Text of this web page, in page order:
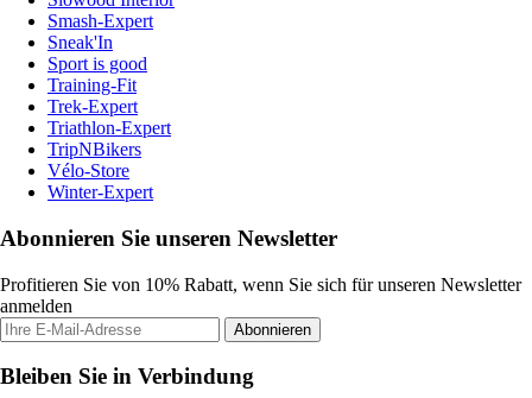
Smash-Expert
Sneak'In
Sport is good
Training-Fit
Trek-Expert
Triathlon-Expert
TripNBikers
Vélo-Store
Winter-Expert
Abonnieren Sie unseren Newsletter
Profitieren Sie von 10% Rabatt, wenn Sie sich für unseren Newsletter
anmelden
Abonnieren
Bleiben Sie in Verbindung